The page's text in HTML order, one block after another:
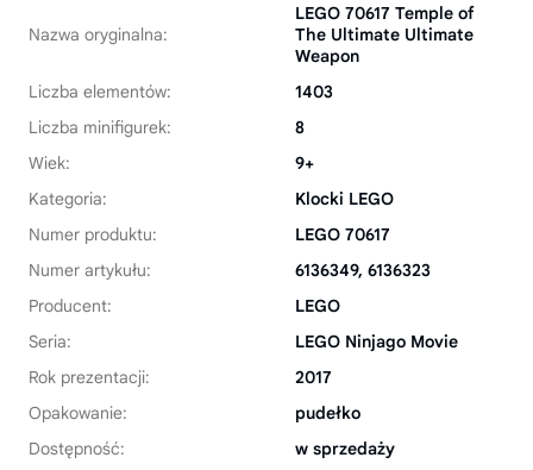
Nazwa oryginalna:
LEGO 70617 Temple of
The Ultimate Ultimate
Weapon
Liczba elementów:
1403
Liczba minifigurek:
8
Wiek:
9+
Kategoria:
Klocki LEGO
Numer produktu:
LEGO 70617
Numer artykułu:
6136349, 6136323
Producent:
LEGO
Seria:
LEGO Ninjago Movie
Rok prezentacji:
2017
Opakowanie:
pudełko
Dostępność:
w sprzedaży